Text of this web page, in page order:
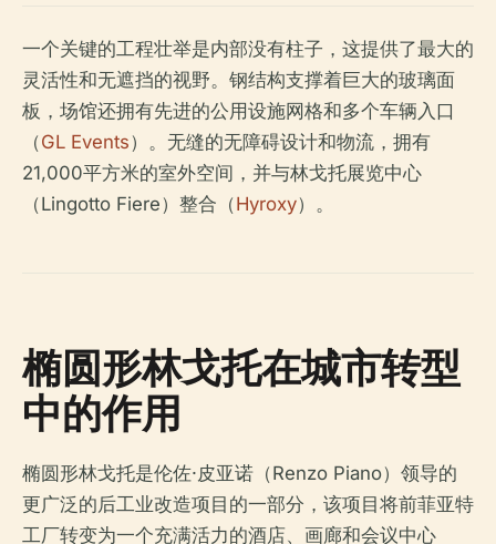
一个关键的工程壮举是内部没有柱子，这提供了最大的
灵活性和无遮挡的视野。钢结构支撑着巨大的玻璃面
板，场馆还拥有先进的公用设施网格和多个车辆入口
（GL Events）。无缝的无障碍设计和物流，拥有
21,000平方米的室外空间，并与林戈托展览中心
（Lingotto Fiere）整合（Hyroxy）。
椭圆形林戈托在城市转型
中的作用
椭圆形林戈托是伦佐·皮亚诺（Renzo Piano）领导的
更广泛的后工业改造项目的一部分，该项目将前菲亚特
工厂转变为一个充满活力的酒店、画廊和会议中心